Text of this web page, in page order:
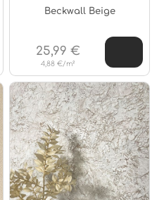
Beckwall Beige
4,88 €/m²
25,99 €